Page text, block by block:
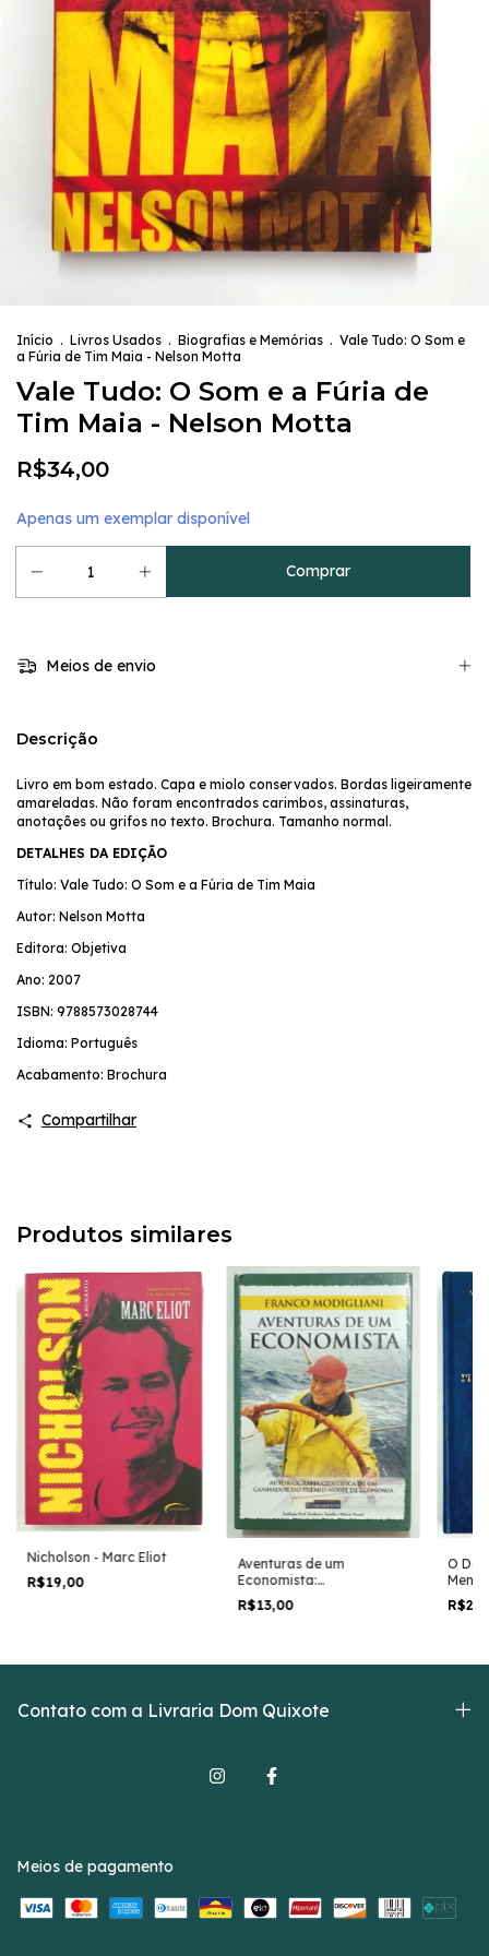
Início . Livros Usados . Biografias e Memórias . Vale Tudo: O Som e
a Fúria de Tim Maia - Nelson Motta
Vale Tudo: O Som e a Fúria de
Tim Maia - Nelson Motta
R$34,00
Apenas um exemplar disponível
Meios de envio
Descrição
Livro em bom estado. Capa e miolo conservados. Bordas ligeiramente
amareladas. Não foram encontrados carimbos, assinaturas,
anotações ou grifos no texto. Brochura. Tamanho normal.
DETALHES DA EDIÇÃO
Título: Vale Tudo: O Som e a Fúria de Tim Maia
Autor: Nelson Motta
Editora: Objetiva
Ano: 2007
ISBN: 9788573028744
Idioma: Português
Acabamento: Brochura
Compartilhar
Produtos similares
Nicholson - Marc Eliot
R$19,00
Aventuras de um
Economista:
Autobiografia Científica -
Franco Modigliani
R$13,00
O
Plinio
II -
Contato com a Livraria Dom Quixote
Meios de pagamento